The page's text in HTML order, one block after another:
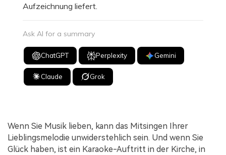
Aufzeichnung liefert.
Ask AI for a summary
ChatGPT Perplexity Gemini
Claude Grok
Wenn Sie Musik lieben, kann das Mitsingen Ihrer
Lieblingsmelodie unwiderstehlich sein. Und wenn Sie
Glück haben, ist ein Karaoke-Auftritt in der Kirche, in